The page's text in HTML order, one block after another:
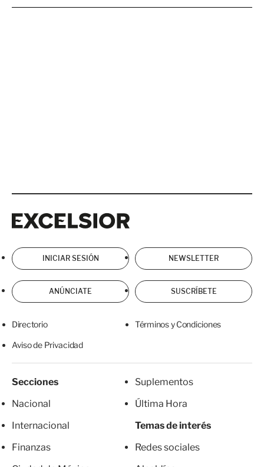
INICIAR SESIÓN NEWSLETTER
ANÚNCIATE SUSCRÍBETE
Directorio Términos y Condiciones
Aviso de Privacidad
Secciones
Nacional
Internacional
Finanzas
Suplementos
Última Hora
Temas de interés
Redes sociales